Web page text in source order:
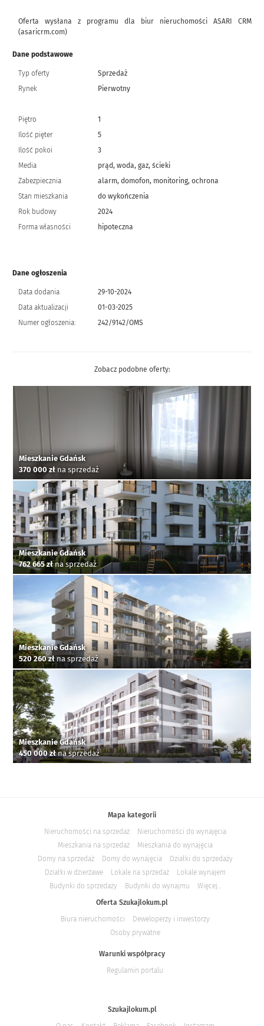
Oferta wysłana z programu dla biur nieruchomości ASARI CRM
(asaricrm.com)
Dane podstawowe
Typ oferty
Sprzedaż
Rynek
Pierwotny
Piętro
1
Ilość pięter
5
Ilość pokoi
3
Media
prąd, woda, gaz, ścieki
Zabezpiecznia
alarm, domofon, monitoring, ochrona
Stan mieszkania
do wykończenia
Rok budowy
2024
Forma własności
hipoteczna
Dane ogłoszenia
Data dodania
29-10-2024
Data aktualizacji
01-03-2025
Numer ogłoszenia:
242/9142/OMS
Zobacz podobne oferty:
Mieszkanie Gdańsk
370 000 zł na sprzedaż
Mieszkanie Gdańsk
762 665 złna sprzedaż
Mieszkanie Gdańsk
520 260 złna sprzedaż
Mieszkanie Gdańsk
450 000 złna sprzedaż
Mapa kategorii
Nieruchomości na sprzedaż
Nieruchomości do wynajęcia
Mieszkania na sprzedaż
Mieszkania do wynajęcia
Domy na sprzedaż
Domy do wynajęcia
Działki do sprzedaży
Działki w dzierżawe
Lokale na sprzedaż
Lokale wynajem
Budynki do sprzedaży
Budynki do wynajmu
Więcej...
Oferta Szukajlokum.pl
Biura nieruchomości
Deweloperzy i inwestorzy
Osoby prywatne
Warunki współpracy
Regulamin portalu
Szukajlokum.pl